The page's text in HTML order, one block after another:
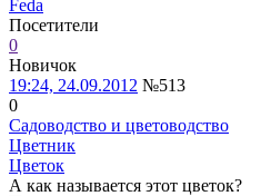
Feda
Посетители
0
Новичок
19:24, 24.09.2012 №513
0
Садоводство и цветоводство
Цветник
Цветок
А как называется этот цветок?